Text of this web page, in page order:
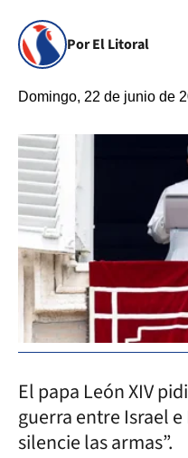
Por El Litoral
Domingo, 22 de junio de
El papa León XIV
guerra entre Israel
silencie las armas”.